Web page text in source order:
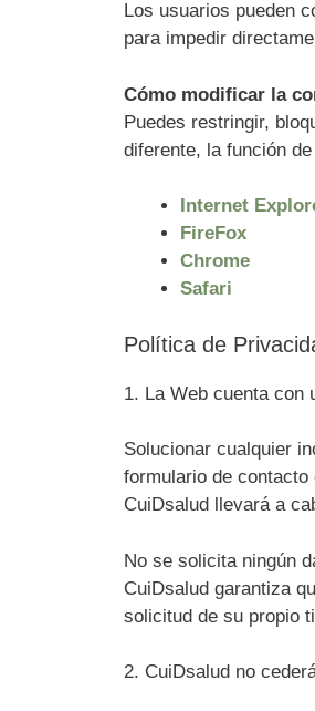
Los usuarios pueden
para impedir
Cómo modificar la
Puedes restringir,
diferente, la función
Internet
FireFox
Chrome
Safari
Política de
1. La Web cuenta con
Solucionar cualquier
formulario de contacto
CuiDsalud llevará a
No se solicita ningún
CuiDsalud garantiza
solicitud de su propio
2. CuiDsalud no